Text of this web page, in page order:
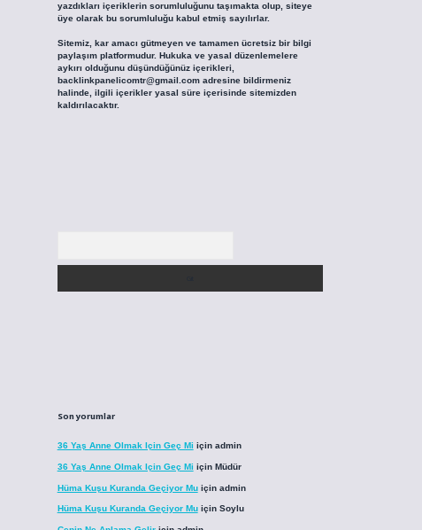
yazdıkları içeriklerin sorumluluğunu taşımakta olup, siteye
üye olarak bu sorumluluğu kabul etmiş sayılırlar.
Sitemiz, kar amacı gütmeyen ve tamamen ücretsiz bir bilgi
paylaşım platformudur. Hukuka ve yasal düzenlemelere
aykırı olduğunu düşündüğünüz içerikleri,
backlinkpanelicomtr@gmail.comadresine bildirmeniz
halinde, ilgili içerikler yasal süre içerisinde sitemizden
kaldırılacaktır.
Son yorumlar
36 Yaş Anne Olmak Için Geç Mi için admin
36 Yaş Anne Olmak Için Geç Mi için Müdür
Hüma Kuşu Kuranda Geçiyor Muiçin admin
Hüma Kuşu Kuranda Geçiyor Muiçin Soylu